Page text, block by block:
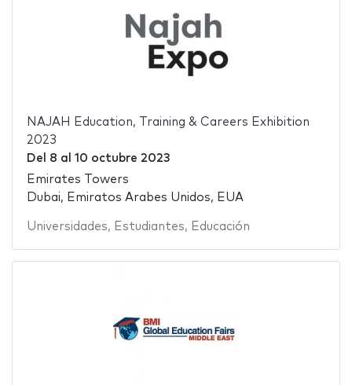
NAJAH Education, Training & Careers Exhibition
2023
Del 8 al 10 octubre 2023
Emirates Towers
Dubai, Emiratos Arabes Unidos, EUA
Universidades, Estudiantes, Educación